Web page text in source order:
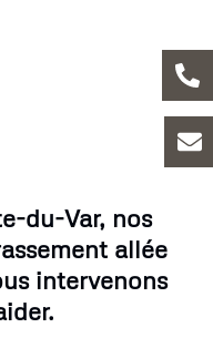
du-Var, nos
allée
intervenons